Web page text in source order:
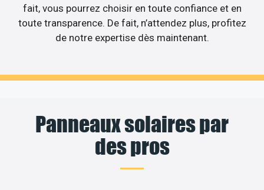
fait, vous pourrez choisir en toute confiance et en
toute transparence. De fait, n’attendez plus, profitez
de notre expertise dès maintenant.
Panneaux solaires par
des pros